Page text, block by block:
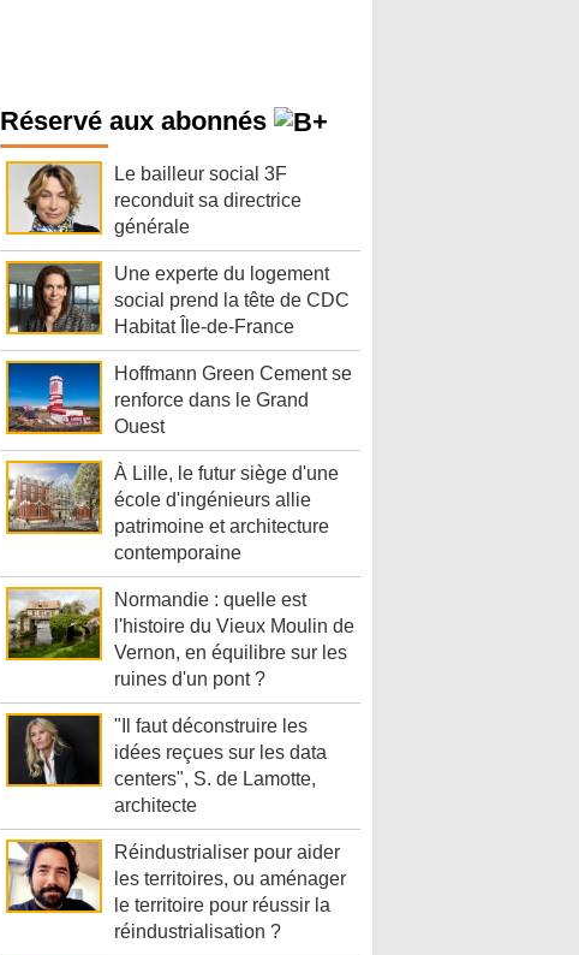
Réservé aux abonnés
Le bailleur social 3F
reconduit sa directrice
générale
Une experte du logement
social prend la tête de CDC
Habitat Île-de-France
Hoffmann Green Cement se
renforce dans le Grand
Ouest
À Lille, le futur siège d'une
école d'ingénieurs allie
patrimoine et architecture
contemporaine
Normandie : quelle est
l'histoire du Vieux Moulin de
Vernon, en équilibre sur les
ruines d'un pont ?
"Il faut déconstruire les
idées reçues sur les data
centers", S. de Lamotte,
architecte
Réindustrialiser pour aider
les territoires, ou aménager
le territoire pour réussir la
réindustrialisation ?